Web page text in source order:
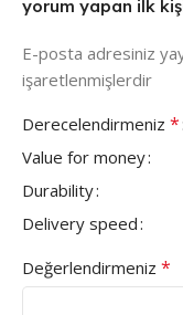
yorum yapan ilk
E-posta adresiniz
işaretlenmişlerdir
Derecelendirmeniz *
Value for money
Durability
Delivery speed
Değerlendirmeniz *